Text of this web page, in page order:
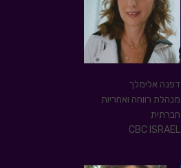
דפנה אלימלך
מנהלת רווחה ואחריות
חברתית
CBC ISRAEL